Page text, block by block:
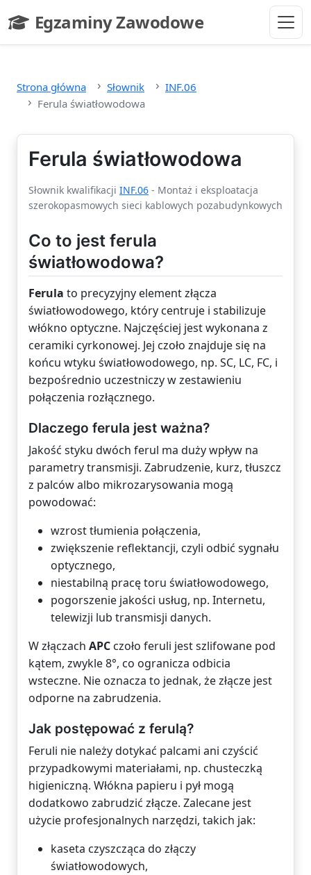
Egzaminy Zawodowe
- strona główna
Strona główna Słownik
INF.06
Ferula światłowodowa
Ferula światłowodowa
Słownik kwalifikacji INF.06 - Montaż i eksploatacja
szerokopasmowych sieci kablowych pozabudynkowych
Co to jest ferula
światłowodowa?
Ferula to precyzyjny element złącza
światłowodowego, który centruje i stabilizuje
włókno optyczne. Najczęściej jest wykonana z
ceramiki cyrkonowej. Jej czoło znajduje się na
końcu wtyku światłowodowego, np. SC, LC, FC, i
bezpośrednio uczestniczy w zestawieniu
połączenia rozłącznego.
Dlaczego ferula jest ważna?
Jakość styku dwóch ferul ma duży wpływ na
parametry transmisji. Zabrudzenie, kurz, tłuszcz
z palców albo mikrozarysowania mogą
powodować:
wzrost tłumienia połączenia,
zwiększenie reflektancji, czyli odbić sygnału
optycznego,
niestabilną pracę toru światłowodowego,
pogorszenie jakości usług, np. Internetu,
telewizji lub transmisji danych.
W złączach APC czoło feruli jest szlifowane pod
kątem, zwykle 8°, co ogranicza odbicia
wsteczne. Nie oznacza to jednak, że złącze jest
odporne na zabrudzenia.
Jak postępować z ferulą?
Feruli nie należy dotykać palcami ani czyścić
przypadkowymi materiałami, np. chusteczką
higieniczną. Włókna papieru i pył mogą
dodatkowo zabrudzić złącze. Zalecane jest
użycie profesjonalnych narzędzi, takich jak:
kaseta czyszcząca do złączy
światłowodowych,